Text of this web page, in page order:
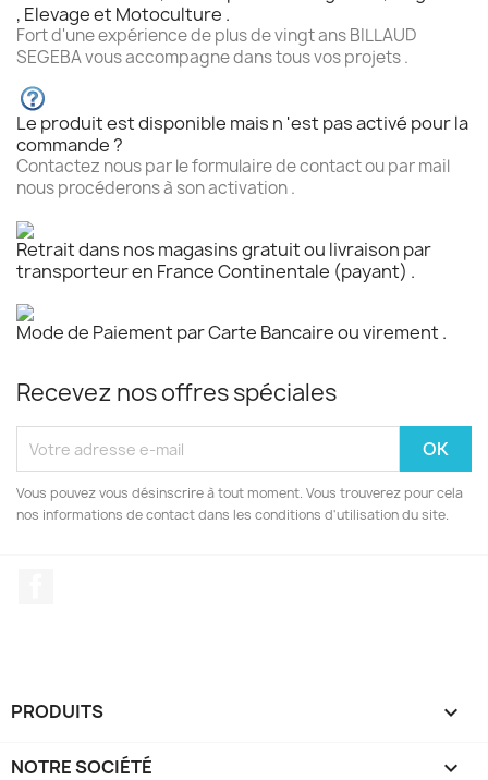
, Elevage et Motoculture .
Fort d'une expérience de plus de vingt ans BILLAUD
SEGEBA vous accompagne dans tous vos projets .
Le produit est disponible mais n 'est pas activé pour la
commande ?
Contactez nous par le formulaire de contact ou par mail
nous procéderons à son activation .
Retrait dans nos magasins gratuit ou livraison par
transporteur en France Continentale (payant) .
Mode de Paiement par Carte Bancaire ou virement .
Recevez nos offres spéciales
Vous pouvez vous désinscrire à tout moment. Vous trouverez pour cela
nos informations de contact dans les conditions d'utilisation du site.
PRODUITS 
NOTRE SOCIÉTÉ 